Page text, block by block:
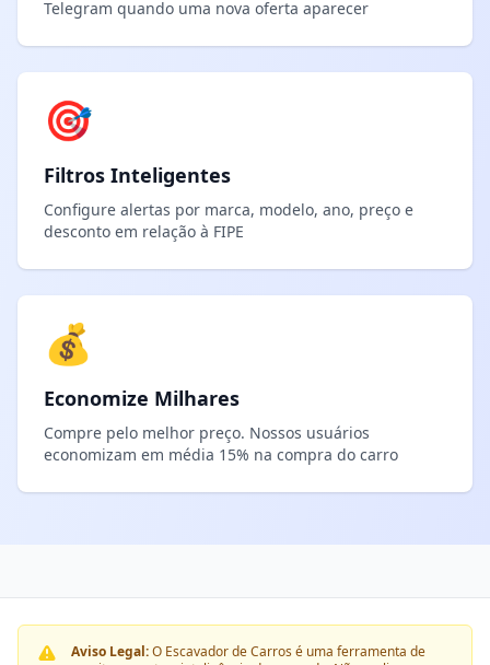
Telegram quando uma nova oferta aparecer
🎯
Filtros Inteligentes
Configure alertas por marca, modelo, ano, preço e
desconto em relação à FIPE
💰
Economize Milhares
Compre pelo melhor preço. Nossos usuários
economizam em média 15% na compra do carro
Aviso Legal:O Escavador de Carros é uma ferramenta de